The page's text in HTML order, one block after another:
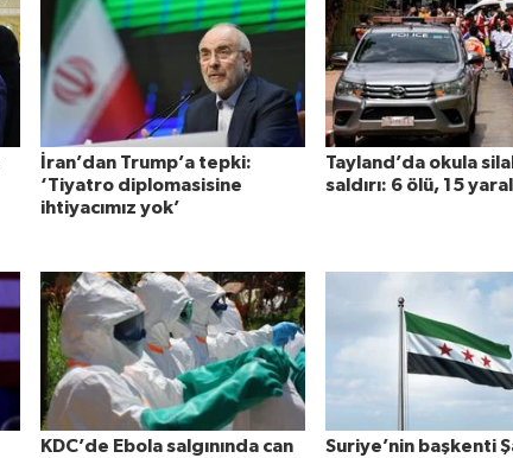
İran’dan Trump’a tepki:
‘Tiyatro diplomasisine
ihtiyacımız yok’
Tayland’da okula
saldırı: 6 ölü, 15
KDC’de Ebola salgınında can
Suriye’nin başkenti